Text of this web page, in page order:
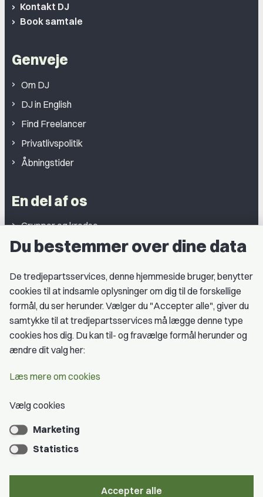
Kontakt DJ
Book samtale
Genveje
Om DJ
DJ in English
Find Freelancer
Privatlivspolitik
Åbningstider
En del af os
Grupper og kredse
Studentergrupper
Medlemskab
Fordele som medlem
Kontingent
Bliv medlem
Du bestemmer over dine data
De tredjepartsservices, denne hjemmeside bruger, benytter
cookies til at indsamle oplysninger om dig til de forskellige
formål, du ser herunder. Vælger du "Accepter alle", giver du
samtykke til at tredjepartsservices må lægge denne type
cookies hos dig. Du kan til- og fravælge formål herunder og
ændre dit valg her:
Læs mere om cookies
Vælg cookies
Marketing
Statistics
Accepter alle